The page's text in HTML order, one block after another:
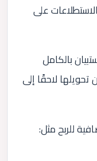
على
بالكامل
لاحقًا إلى
للربح مثل: